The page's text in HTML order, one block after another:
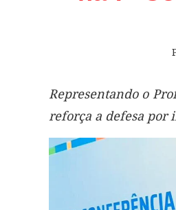
Representando o
reforça a defesa por